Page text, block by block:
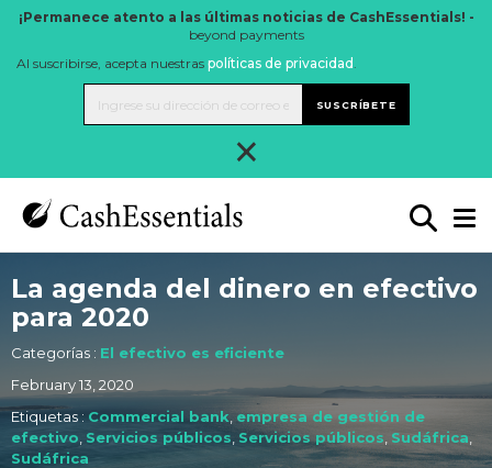
¡Permanece atento a las últimas noticias de CashEssentials! -
beyond payments
Al suscribirse, acepta nuestras políticas de privacidad .
SUSCRÍBETE
×
La agenda del dinero en efectivo
para 2020
Categorías : El efectivo es eficiente
February 13, 2020
Etiquetas : Commercial bank empresa de gestión de
efectivo Servicios públicos Servicios públicos Sudáfrica
Sudáfrica